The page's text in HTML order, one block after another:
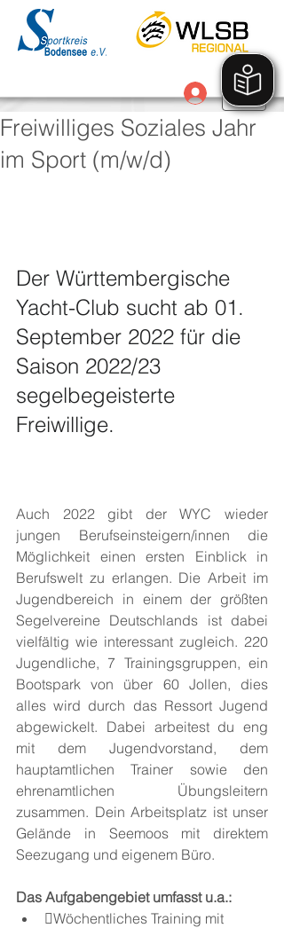
Anmelden
Freiwilliges Soziales Jahr
im Sport (m/w/d)
Der Württembergische
Yacht-Club sucht ab 01.
September 2022 für die
Saison 2022/23
segelbegeisterte
Freiwillige.
Auch 2022 gibt der WYC wieder
jungen Berufseinsteigern/innen die
Möglichkeit einen ersten Einblick in
Berufswelt zu erlangen. Die Arbeit im
Jugendbereich in einem der größten
Segelvereine Deutschlands ist dabei
vielfältig wie interessant zugleich. 220
Jugendliche, 7 Trainingsgruppen, ein
Bootspark von über 60 Jollen, dies
alles wird durch das Ressort Jugend
abgewickelt. Dabei arbeitest du eng
mit dem Jugendvorstand, dem
hauptamtlichen Trainer sowie den
ehrenamtlichen Übungsleitern
zusammen. Dein Arbeitsplatz ist unser
Gelände in Seemoos mit direktem
Seezugang und eigenem Büro.
Das Aufgabengebiet umfasst u.a.:
Wöchentliches Training mit